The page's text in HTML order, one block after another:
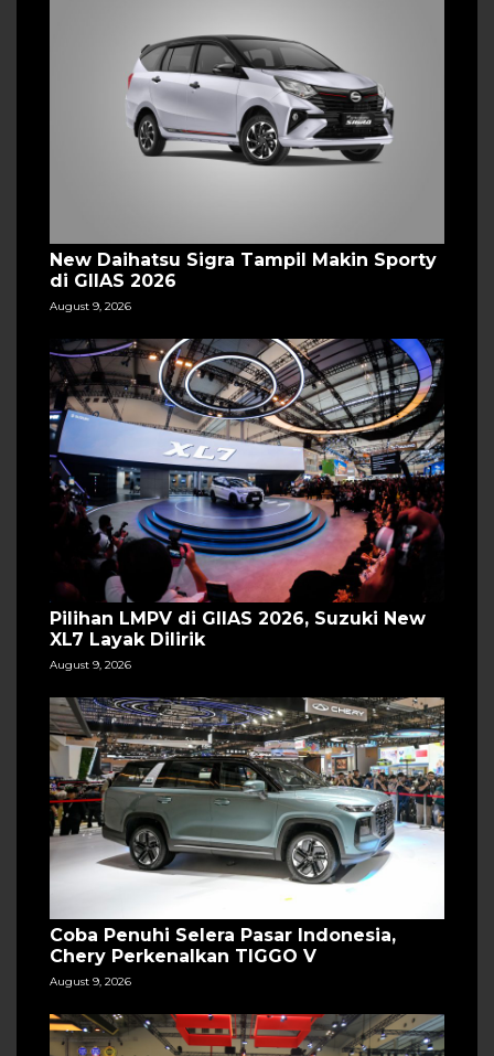
New Daihatsu Sigra Tampil Makin Sporty
di GIIAS 2026
August 9, 2026
Pilihan LMPV di GIIAS 2026, Suzuki New
XL7 Layak Dilirik
August 9, 2026
Coba Penuhi Selera Pasar Indonesia,
Chery Perkenalkan TIGGO V
August 9, 2026